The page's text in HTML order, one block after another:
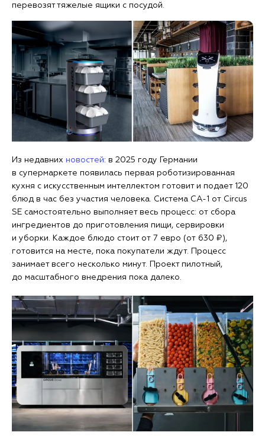
перевозят тяжелые ящики с посудой.
Из недавних новостей: в 2025 году Германии
в супермаркете появилась первая роботизированная
кухня с искусственным интеллектом готовит и подает 120
блюд в час без участия человека. Система CA-1 от Circus
SE самостоятельно выполняет весь процесс: от сбора
ингредиентов до приготовления пищи, сервировки
и уборки. Каждое блюдо стоит от 7 евро (от 630 ₽),
готовится на месте, пока покупатели ждут. Процесс
занимает всего несколько минут. Проект пилотный,
до масштабного внедрения пока далеко.